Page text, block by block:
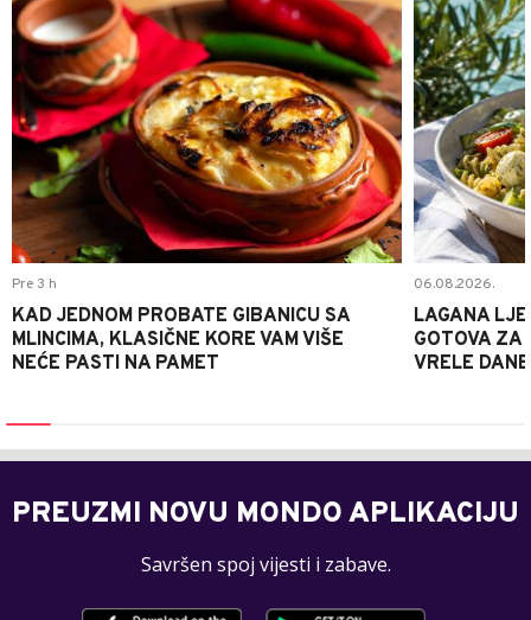
Pre 3 h
KAD JEDNOM PROBATE GIBANICU SA
MLINCIMA, KLASIČNE KORE VAM VIŠE
NEĆE PASTI NA PAMET
06.08.2026.
LAGANA
GOTOVA ZA
VRELE DANE
PREUZMI NOVU MONDO APLIKACIJU
Savršen spoj vijesti i zabave.